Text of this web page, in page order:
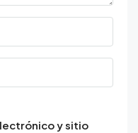
y sitio